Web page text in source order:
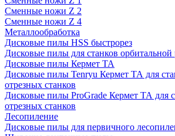
Сменные ножи Z 2
Сменные ножи Z 4
Металлообработка
Дисковые пилы HSS быстрорез
Дисковые пилы для станков орбитальной
Дисковые пилы Кермет ТА
Дисковые пилы Tenryu Кермет ТА для
отрезных станков
Дисковые пилы ProGrade Кермет ТА для
отрезных станков
Лесопиление
Дисковые пилы для первичного